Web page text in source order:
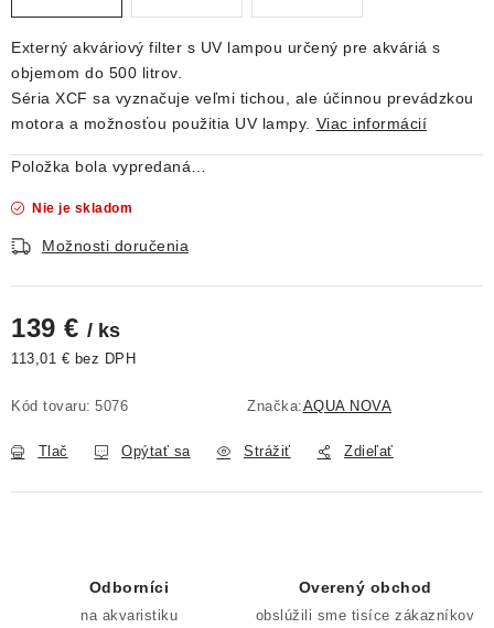
Moja objednávka
Externý akváriový filter s UV lampou určený pre akváriá s
objemom do 500 litrov.
Séria XCF sa vyznačuje veľmi tichou, ale účinnou prevádzkou
motora a možnosťou použitia UV lampy. Viac informácií
Položka bola vypredaná…
Nie je skladom
Možnosti doručenia
139 € / ks
113,01 € bez DPH
Kód tovaru: 5076 Značka:AQUA NOVA
Tlač Opýtať sa Strážiť Zdieľať
Odborníci
na akvaristiku
Overený obchod
obslúžili sme tisíce zákazníkov